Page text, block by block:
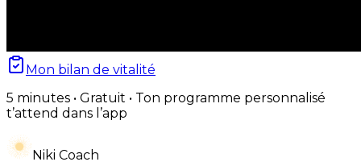
Mon bilan de vitalité
5 minutes • Gratuit • Ton programme personnalisé
t’attend dans l’app
Niki Coach